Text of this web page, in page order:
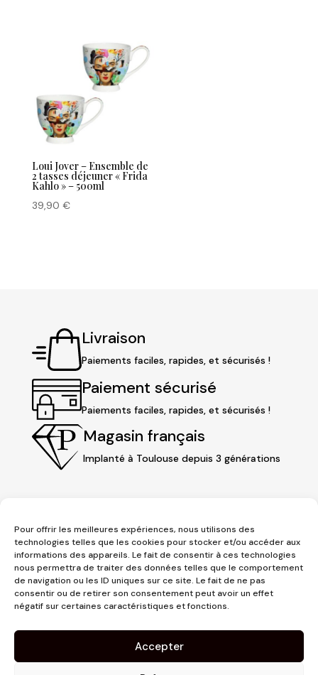
Pour offrir les meilleures expériences, nous utilisons des
technologies telles que les cookies pour stocker et/ou accéder aux
informations des appareils. Le fait de consentir à ces technologies
nous permettra de traiter des données telles que le comportement
de navigation ou les ID uniques sur ce site. Le fait de ne pas
consentir ou de retirer son consentement peut avoir un effet
négatif sur certaines caractéristiques et fonctions.
Accepter
Loui Jover – Ensemble de
2 tasses déjeuner « Frida
Kahlo » – 500ml
39,90 €
Livraison
Paiements faciles, rapides, et sécurisés !
Paiement sécurisé
Paiements faciles, rapides, et sécurisés !
Magasin français
Implanté à Toulouse depuis 3 générations
3 place Jeanne d'Arc
31000 Toulouse
contact@pujolmaison.com
05 62 73 70 73